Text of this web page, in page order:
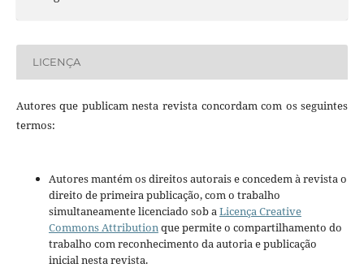
LICENÇA
Autores que publicam nesta revista concordam com os seguintes
termos:
Autores mantém os direitos autorais e concedem à revista o
direito de primeira publicação, com o trabalho
simultaneamente licenciado sob aLicença Creative
Commons Attributionque permite o compartilhamento do
trabalho com reconhecimento da autoria e publicação
inicial nesta revista.